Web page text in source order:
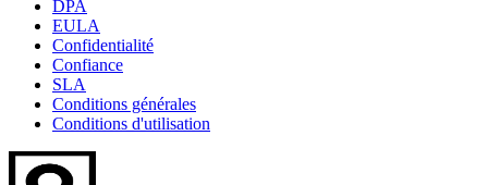
DPA
EULA
Confidentialité
Confiance
SLA
Conditions générales
Conditions d'utilisation